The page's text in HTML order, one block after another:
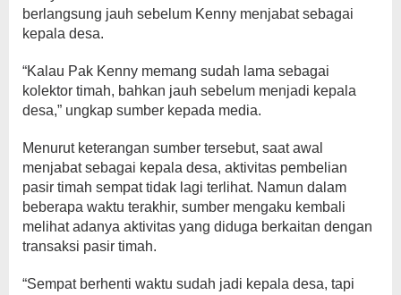
berlangsung jauh sebelum Kenny menjabat sebagai
kepala desa.
“Kalau Pak Kenny memang sudah lama sebagai
kolektor timah, bahkan jauh sebelum menjadi kepala
desa,” ungkap sumber kepada media.
Menurut keterangan sumber tersebut, saat awal
menjabat sebagai kepala desa, aktivitas pembelian
pasir timah sempat tidak lagi terlihat. Namun dalam
beberapa waktu terakhir, sumber mengaku kembali
melihat adanya aktivitas yang diduga berkaitan dengan
transaksi pasir timah.
“Sempat berhenti waktu sudah jadi kepala desa, tapi